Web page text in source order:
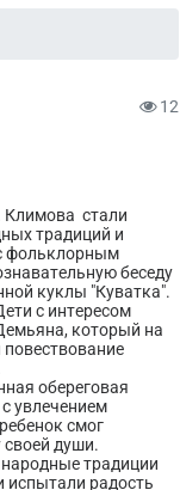
12
стали
традиций и
фольклорным
беседу
куклы "Куватка".
с интересом
который на
обереговая
увлечением
смог
души.
традиции
радость